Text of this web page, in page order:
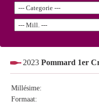
2023 Pommard 1er
Millésime:
Formaat: